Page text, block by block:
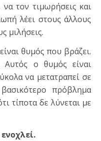
να τον τιμωρήσεις και
λέει στους άλλους
μιλήσεις.
θυμός που βράζει.
Αυτός ο θυμός είναι
να μετατραπεί σε
πρόβλημα
τίποτα δε λύνεται με